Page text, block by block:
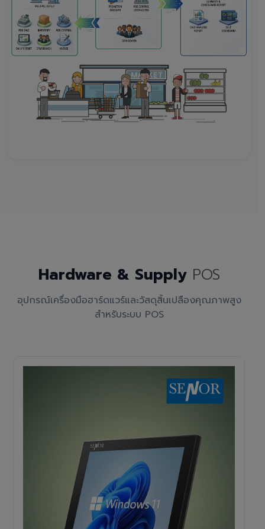
Hardware & Supply POS
อุปกรณ์เครื่องมือฮาร์ดแวร์และวัสดุสิ้นเปลืองคุณภาพสูง
สำหรับระบบ POS